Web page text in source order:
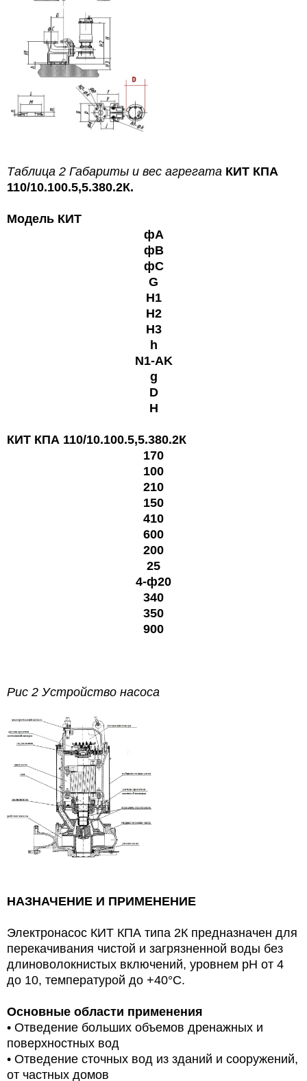
Таблица 2 Габариты и вес агрегата КИТ КПА
110/10.100.5,5.380.2К.
Модель КИТ
фА
фВ
фС
G
H1
H2
H3
h
N1-AK
g
D
Н
КИТ КПА 110/10.100.5,5.380.2К
170
100
210
150
410
600
200
25
4-ф20
340
350
900
Рис 2 Устройство насоса
НАЗНАЧЕНИЕ И ПРИМЕНЕНИЕ
Электронасос КИТ КПА типа 2К предназначен для
перекачивания чистой и загрязненной воды без
длиноволокнистых включений, уровнем рН от 4
до 10, температурой до +40°С.
Основные области применения
• Отведение больших объемов дренажных и
поверхностных вод
• Отведение сточных вод из зданий и сооружений,
от частных домов